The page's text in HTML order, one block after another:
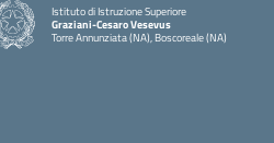
Istituto di Istruzione Superiore
Graziani-Cesaro Vesevus
Torre Annunziata (NA), Boscoreale (NA)